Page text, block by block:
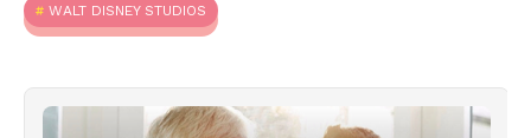
WALT DISNEY STUDIOS